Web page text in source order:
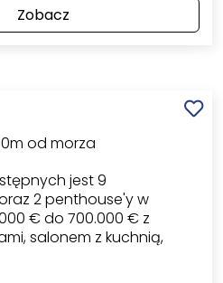
Zobacz
od morza
jest 9
2 penthouse'y w
€ do 700.000 € z
salonem z kuchnią,